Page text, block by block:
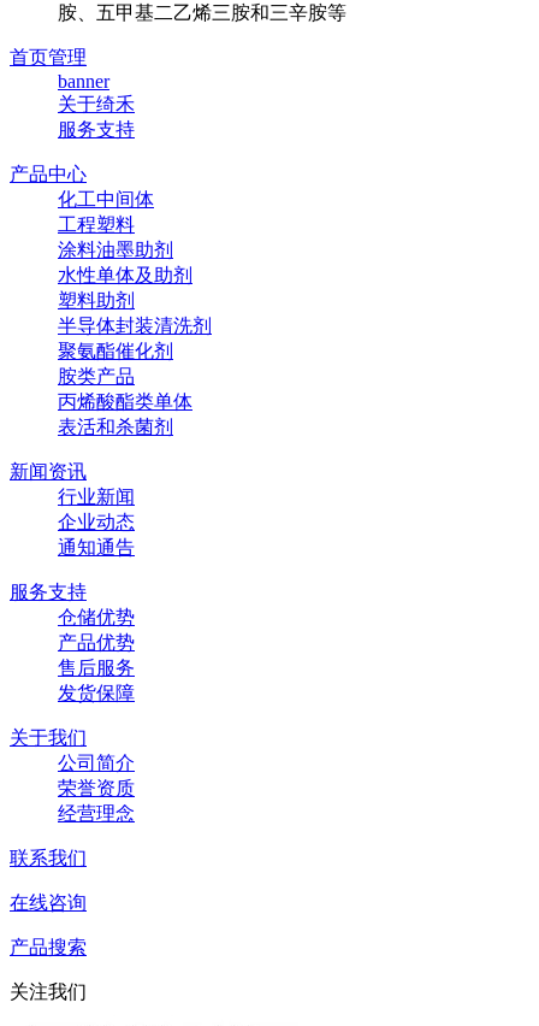
胺、五甲基二乙烯三胺和三辛胺等
首页管理
banner
关于绮禾
服务支持
产品中心
化工中间体
工程塑料
涂料油墨助剂
水性单体及助剂
塑料助剂
半导体封装清洗剂
聚氨酯催化剂
胺类产品
丙烯酸酯类单体
表活和杀菌剂
新闻资讯
行业新闻
企业动态
通知通告
服务支持
仓储优势
产品优势
售后服务
发货保障
关于我们
公司简介
荣誉资质
经营理念
联系我们
在线咨询
产品搜索
关注我们